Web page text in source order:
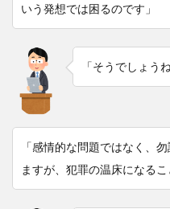
いう発想では困るのです」
「そうでしょう
「感情的な問題ではなく、
ますが、犯罪の温床になるこ